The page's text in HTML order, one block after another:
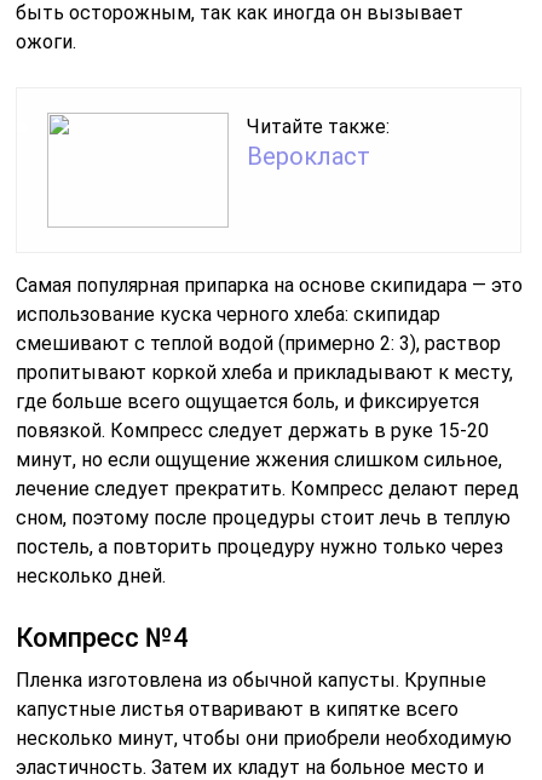
быть осторожным, так как иногда он вызывает
ожоги.
Читайте также:
Верокласт
Самая популярная припарка на основе скипидара — это
использование куска черного хлеба: скипидар
смешивают с теплой водой (примерно 2: 3), раствор
пропитывают коркой хлеба и прикладывают к месту,
где больше всего ощущается боль, и фиксируется
повязкой. Компресс следует держать в руке 15-20
минут, но если ощущение жжения слишком сильное,
лечение следует прекратить. Компресс делают перед
сном, поэтому после процедуры стоит лечь в теплую
постель, а повторить процедуру нужно только через
несколько дней.
Компресс №4
Пленка изготовлена ​​из обычной капусты. Крупные
капустные листья отваривают в кипятке всего
несколько минут, чтобы они приобрели необходимую
эластичность. Затем их кладут на больное место и